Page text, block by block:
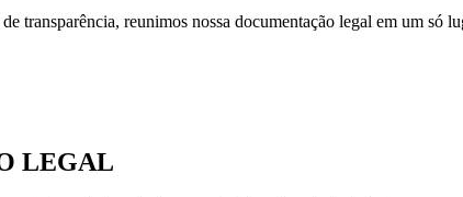
transparência, reunimos nossa documentação legal em um só
LEGAL